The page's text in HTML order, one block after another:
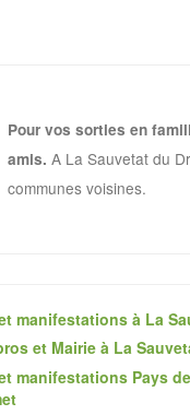
Pour vos sorties en
amis. A La Sauvetat du
communes voisines.
manifestations à La
et Mairie à La
manifestations Pays